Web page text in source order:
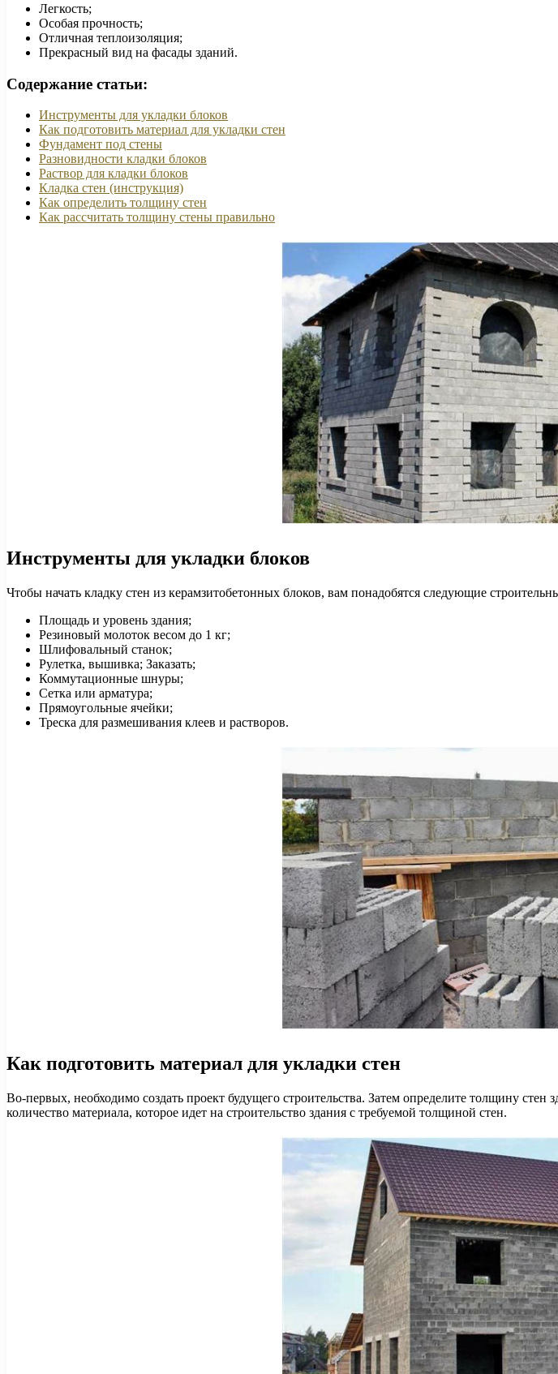
Легкость;
Особая прочность;
Отличная теплоизоляция;
Прекрасный вид на фасады зданий.
Содержание статьи:
Инструменты для укладки блоков
Как подготовить материал для укладки стен
Фундамент под стены
Разновидности кладки блоков
Раствор для кладки блоков
Кладка стен (инструкция)
Как определить толщину стен
Как рассчитать толщину стены правильно
Инструменты для укладки блоков
Чтобы начать кладку стен из керамзитобетонных блоков, вам понадобятся следующие
Площадь и уровень здания;
Резиновый молоток весом до 1 кг;
Шлифовальный станок;
Рулетка, вышивка; Заказать;
Коммутационные шнуры;
Сетка или арматура;
Прямоугольные ячейки;
Треска для размешивания клеев и растворов.
Как подготовить материал для укладки стен
Во-первых, необходимо создать проект будущего строительства. Затем определите толщину
количество материала, которое идет на строительство здания с требуемой толщиной стен.